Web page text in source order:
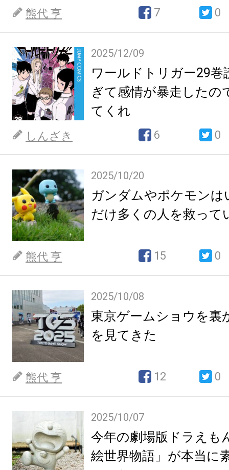
熊代 亨 7 0
2025/12/09
ワールドトリガー29巻
ぎて感情が暴走したの
てくれ
しんざき 6 0
2025/10/20
ガンダムやポケモンは
だけ多くの人を救って
熊代 亨 15 0
2025/10/08
東京ゲームショウを裏
を見てきた
熊代 亨 12 0
2025/10/07
今年の劇場版ドラえも
絵世界物語」が本当に